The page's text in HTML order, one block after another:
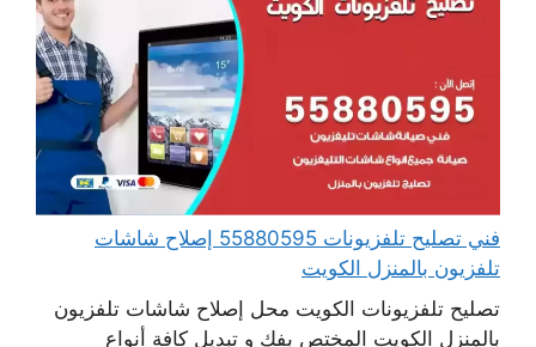
فني تصليح تلفزيونات 55880595 إصلاح شاشات
تلفزيون بالمنزل الكويت
تصليح تلفزيونات الكويت محل إصلاح شاشات تلفزيون
بالمنزل الكويت المختص بفك و تبديل كافة أنواع